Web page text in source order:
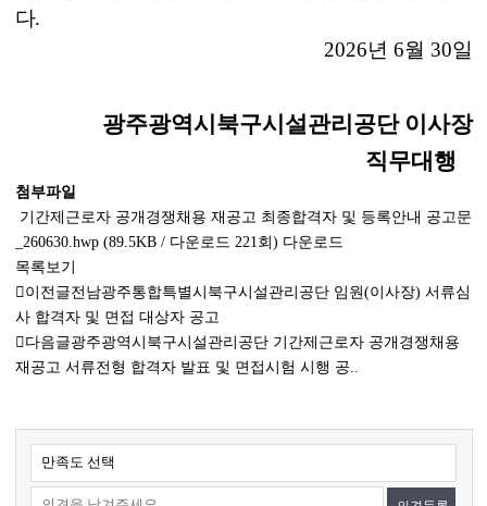
다.
2026년 6월 30일
광주광역시북구시설관리공단 이사장
직무대행
첨부파일
기간제근로자 공개경쟁채용 재공고 최종합격자 및 등록안내 공고문
_260630.hwp (89.5KB / 다운로드 221회) 다운로드
목록보기
이전글전남광주통합특별시북구시설관리공단 임원(이사장) 서류심
사 합격자 및 면접 대상자 공고
다음글광주광역시북구시설관리공단 기간제근로자 공개경쟁채용
재공고 서류전형 합격자 발표 및 면접시험 시행 공..
콘
텐
만족도 선택